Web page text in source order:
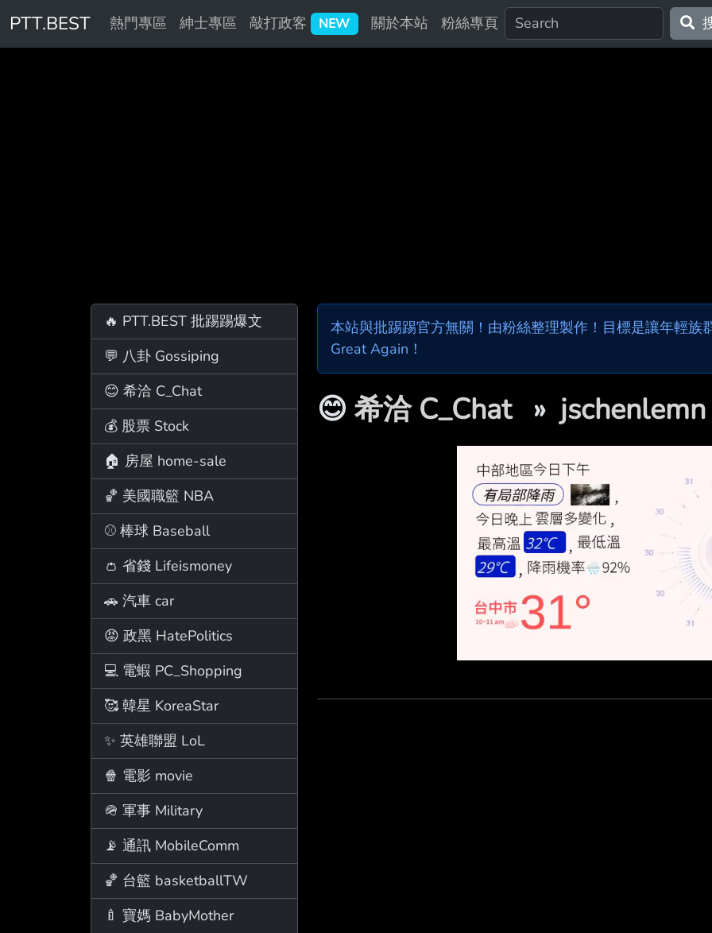
PTT.BEST 熱門專區 紳士專區 敲打政客 NEW 關於本站 粉絲專頁
🔥 PTT.BEST 批踢踢爆文
💬 八卦 Gossiping
😊 希洽 C_Chat
💰 股票 Stock
🏠 房屋 home-sale
🏀 美國職籃 NBA
⚾ 棒球 Baseball
👛 省錢 Lifeismoney
🚗 汽車 car
😡 政黑 HatePolitics
💻 電蝦 PC_Shopping
🥰 韓星 KoreaStar
✨ 英雄聯盟 LoL
🍿 電影 movie
🪖 軍事 Military
📡 通訊 MobileComm
🏀 台籃 basketballTW
🍼 寶媽 BabyMother
本站與批踢踢官方無關！由粉絲整理製作！目標是讓年輕族
Great Again！
😊 希洽 C_Chat »